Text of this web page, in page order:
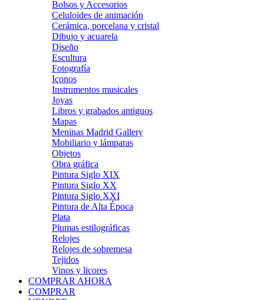
Bolsos y Accesorios
Celuloides de animación
Cerámica, porcelana y cristal
Dibujo y acuarela
Diseño
Escultura
Fotografía
Iconos
Instrumentos musicales
Joyas
Libros y grabados antiguos
Mapas
Meninas Madrid Gallery
Mobiliario y lámparas
Objetos
Obra gráfica
Pintura Siglo XIX
Pintura Siglo XX
Pintura Siglo XXI
Pintura de Alta Época
Plata
Plumas estilográficas
Relojes
Relojes de sobremesa
Tejidos
Vinos y licores
COMPRAR AHORA
COMPRAR